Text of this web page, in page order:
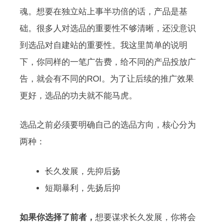
魂。想要在独立站上事半功倍的话，产品是基
础。很多人对选品的重要性不够清晰，还没意识
到选品对自建站的重要性。我这里简单的说明
下，你同样的一笔广告费，给不同的产品投放广
告，就会有不同的ROI。为了让后续的推广效果
更好，选品的功夫就不能马虎。
选品之前必须要明确自己的选品方向，核心分为
两种：
长久发展，先抑后扬
短期暴利，先扬后抑
如果你选择了前者， 想要谋求长久发展，你将会